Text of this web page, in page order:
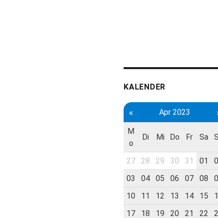
KALENDER
« Apr 2023
M
o
Di Mi Do Fr Sa
27 28 29 30 31 01
03
04 05 06 07 08
10
11 12 13 14 15
17
18 19 20 21 22